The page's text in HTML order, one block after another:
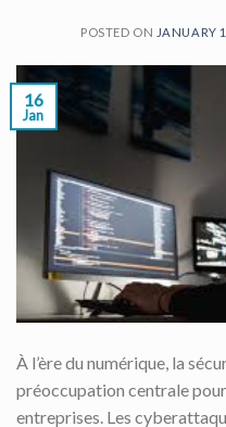
POSTED ON JANUARY
16
Jan
À l’ère du numérique, la
préoccupation centrale
entreprises. Les